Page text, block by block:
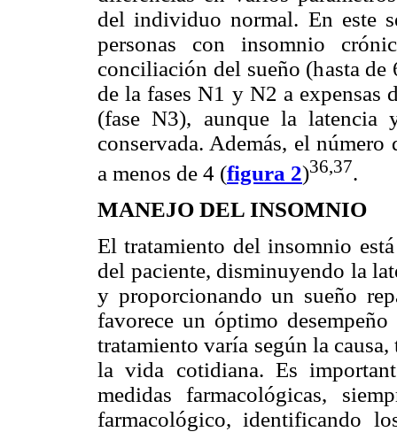
del individuo normal. En este
personas con insomnio
conciliación del sueño (hasta
de la fases N1 y N2 a expensas
(fase N3), aunque la latencia
conservada. Además, el
a menos de 4 (figura 2)36,37.
MANEJO DEL INSOMNIO
El tratamiento del insomnio
del paciente, disminuyendo la
y proporcionando un sueño
favorece un óptimo
tratamiento varía según la
la vida cotidiana. Es
medidas farmacológicas,
farmacológico, identificando